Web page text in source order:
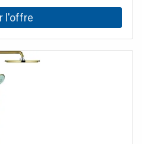
± 20° Douchette à main
curseur en hauteur Flexible
et durable GROHE
risques de brûlures GROHE
quasi-instantanée
Inner WaterGuide
pour chauffe-eau instantané